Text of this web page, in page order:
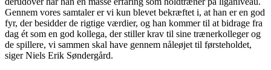
Gennem vores samtaler er vi kun blevet bekræftet i, at han er en god
fyr, der besidder de rigtige værdier, og han kommer til at bidrage fra
dag ét som en god kollega, der stiller krav til sine trænerkolleger og
de spillere, vi sammen skal have gennem nåleøjet til førsteholdet,
siger Niels Erik Søndergård.